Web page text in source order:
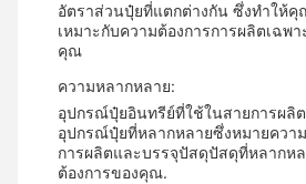
อัตราส่วนปุ๋ยที่แตกต่างกัน ซึ่งทําให้
เหมาะกับความต้องการการผลิตเฉ
คุณ
ความหลากหลาย:
อุปกรณ์ปุ๋ยอินทรีย์ที่ใช้ในสายการผลิ
อุปกรณ์ปุ๋ยที่หลากหลายซึ่งหมายควา
การผลิตและบรรจุปัสดุปัสดุที่หลากห
ต้องการของคุณ.